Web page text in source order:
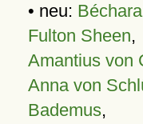
• neu:
Fulton Sheen,
Amantius von
Anna von
Bademus,